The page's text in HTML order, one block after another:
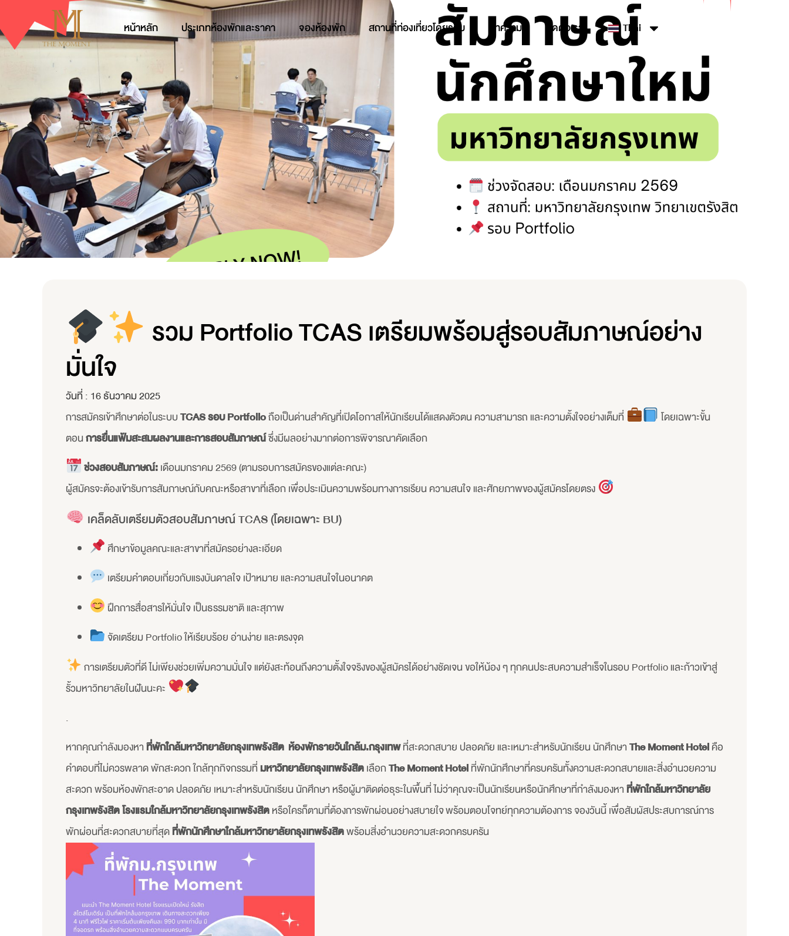
หน้าหลัก ประเภทห้องพักและราคา จองห้องพัก สถานที่ท่องเที่ยวโดยรอบ บทความ ติดต่อเรา Thai
รวม Portfolio TCAS เตรียมพร้อมสู่รอบสัมภาษณ์อย่าง
มั่นใจ
วันที่ : 16 ธันวาคม 2025
การสมัครเข้าศึกษาต่อในระบบTCAS รอบ Portfolioถือเป็นด่านสำคัญที่เปิดโอกาสให้นักเรียนได้แสดงตัวตน ความสามารถ และความตั้งใจอย่างเต็มที่
โดยเฉพาะขั้น
ตอนการยื่นแฟ้มสะสมผลงานและการสอบสัมภาษณ์ซึ่งมีผลอย่างมากต่อการพิจารณาคัดเลือก
ช่วงสอบสัมภาษณ์:เดือนมกราคม 2569 (ตามรอบการสมัครของแต่ละคณะ)
ผู้สมัครจะต้องเข้ารับการสัมภาษณ์กับคณะหรือสาขาที่เลือก เพื่อประเมินความพร้อมทางการเรียน ความสนใจ และศักยภาพของผู้สมัครโดยตรง
เคล็ดลับเตรียมตัวสอบสัมภาษณ์ TCAS (โดยเฉพาะ BU)
ศึกษาข้อมูลคณะและสาขาที่สมัครอย่างละเอียด
เตรียมคำตอบเกี่ยวกับแรงบันดาลใจ เป้าหมาย และความสนใจในอนาคต
ฝึกการสื่อสารให้มั่นใจ เป็นธรรมชาติ และสุภาพ
จัดเตรียม Portfolio ให้เรียบร้อย อ่านง่าย และตรงจุด
การเตรียมตัวที่ดี ไม่เพียงช่วยเพิ่มความมั่นใจ แต่ยังสะท้อนถึงความตั้งใจจริงของผู้สมัครได้อย่างชัดเจน ขอให้น้อง ๆ ทุกคนประสบความสำเร็จในรอบ Portfolio และก้าวเข้าสู่
รั้วมหาวิทยาลัยในฝันนะคะ
.
หากคุณกำลังมองหาที่พักใกล้มหาวิทยาลัยกรุงเทพรังสิต ห้องพักรายวันใกล้ม.กรุงเทพที่สะดวกสบาย ปลอดภัย และเหมาะสำหรับนักเรียน นักศึกษาThe Moment Hotelคือ
คำตอบที่ไม่ควรพลาด พักสะดวก ใกล้ทุกกิจกรรมที่ มหาวิทยาลัยกรุงเทพรังสิตเลือกThe Moment Hotelที่พักนักศึกษาที่ครบครันทั้งความสะดวกสบายและสิ่งอำนวยความ
สะดวก พร้อมห้องพักสะอาด ปลอดภัย เหมาะสำหรับนักเรียน นักศึกษา หรือผู้มาติดต่อธุระในพื้นที่ ไม่ว่าคุณจะเป็นนักเรียนหรือนักศึกษาที่กำลังมองหาที่พักใกล้มหาวิทยาลัย
กรุงเทพรังสิตโรงแรมใกล้มหาวิทยาลัยกรุงเทพรังสิตหรือใครก็ตามที่ต้องการพักผ่อนอย่างสบายใจ พร้อมตอบโจทย์ทุกความต้องการ จองวันนี้ เพื่อสัมผัสประสบการณ์การ
พักผ่อนที่สะดวกสบายที่สุดที่พักนักศึกษาใกล้มหาวิทยาลัยกรุงเทพรังสิตพร้อมสิ่งอำนวยความสะดวกครบครัน